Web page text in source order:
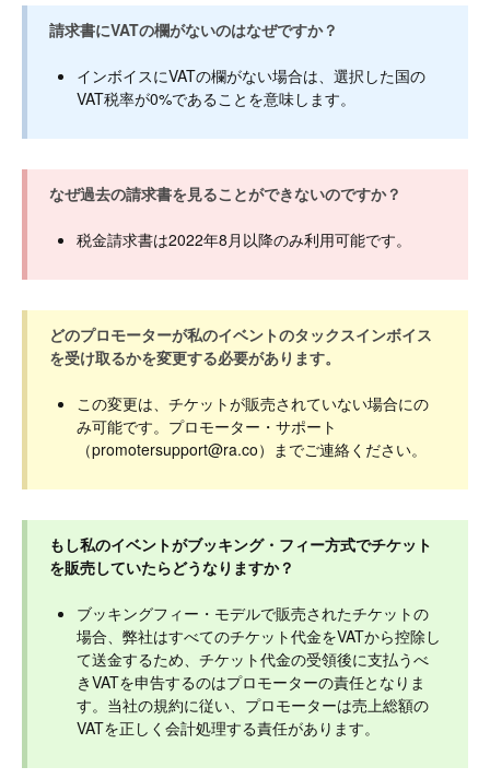
請求書にVATの欄がないのはなぜですか？
インボイスにVATの欄がない場合は、選択した国の
VAT税率が0%であることを意味します。
なぜ過去の請求書を見ることができないのですか？
税金請求書は2022年8月以降のみ利用可能です。
どのプロモーターが私のイベントのタックスインボイス
を受け取るかを変更する必要があります。
この変更は、チケットが販売されていない場合にの
み可能です。プロモーター・サポート
（promotersupport@ra.co）までご連絡ください。
もし私のイベントがブッキング・フィー方式でチケット
を販売していたらどうなりますか？
ブッキングフィー・モデルで販売されたチケットの
場合、弊社はすべてのチケット代金をVATから控除し
て送金するため、チケット代金の受領後に支払うべ
きVATを申告するのはプロモーターの責任となりま
す。当社の規約に従い、プロモーターは売上総額の
VATを正しく会計処理する責任があります。